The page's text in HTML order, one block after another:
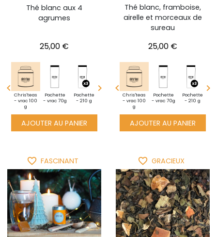
Thé blanc aux 4
agrumes
Prix
25,00 €

Chris'teas
- vrac 100
g
Pochette
- vrac 70g
Pochette
- 210 g
Pochette
Découverte
- vrac 25 g
Mini
pochette -
Chris'teas
- vrac 100

AJOUTER AU PANIER
Thé blanc, framboise,
airelle et morceaux de
sureau
Prix
25,00 €

Pochette
- 350 g
Découverte
- vrac 25 g
Chris'teas
- vrac 100
g
Pochette
- vrac 70g
Pochette
- 210 g

AJOUTER AU PANIER
favorite_border FASCINANT favorite_border GRACIEUX